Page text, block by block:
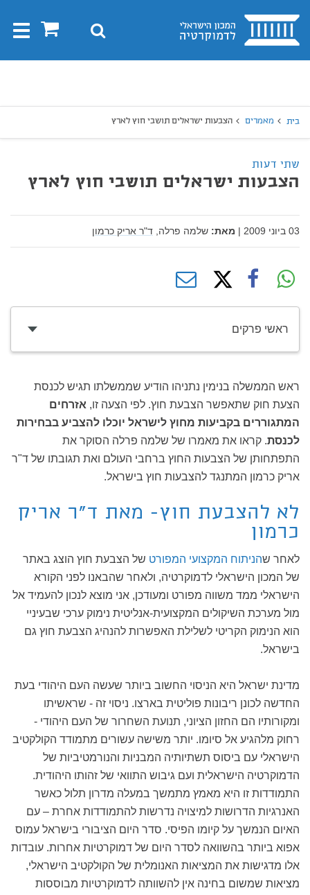
בית 0 חיפוש
בית מאמרים הצבעות ישראלים תושבי חוץ לארץ
שתי דעות
הצבעות ישראלים תושבי חוץ לארץ
03 ביוני 2009 | מאת: שלמה פרלה, ד"ר אריק כרמון
ראשי פרקים
ראש הממשלה בנימין נתניהו הודיע שממשלתו תגיש לכנסת
הצעת חוק שתאפשר הצבעת חוץ. לפי הצעה זו, אזרחים
המתגוררים בקביעות מחוץ לישראל יוכלו להצביע בבחירות
לכנסת. קראו את מאמרו של שלמה פרלה הסוקר את
התפתחותן של הצבעות החוץ ברחבי העולם ואת תגובתו של ד"ר
אריק כרמון המתנגד להצבעות חוץ בישראל.
לא להצבעת חוץ- מאת ד"ר אריק
כרמון
לאחר שהניתוח המקצועי המפורט של הצבעת חוץ הוצג באתר
של המכון הישראלי לדמוקרטיה, ולאחר שהבאנו לפני הקורא
הישראלי ממד משווה מפורט ומעודכן, אני מוצא לנכון להעמיד אל
מול מערכת השיקולים המקצועית-אנליטית נימוק ערכי שבעיניי
הוא הנימוק הקריטי לשלילת האפשרות להנהיג הצבעת חוץ גם
בישראל.
מדינת ישראל היא הניסוי החשוב ביותר שעשה העם היהודי בעת
החדשה לכונן ריבונות פוליטית בארצו. ניסוי זה - שראשיתו
ומקורותיו הם החזון הציוני, תנועת השחרור של העם היהודי -
רחוק מלהגיע אל סיומו. יותר משישה עשורים מתמודד הקולקטיב
הישראלי עם ביסוס תשתיותיה המבניות והנורמטיביות של
הדמוקרטיה הישראלית ועם גיבוש התוואי של זהותו היהודית.
התמודדות זו היא מאמץ מתמשך במעלה מדרון תלול כאשר
האנרגיות הדרושות למיצויה נדרשות להתמודדות אחרת – עם
האיום הנמשך על קיומו הפיסי. סדר היום הציבורי בישראל עמוס
אפוא ביותר בהשוואה לסדר היום של דמוקרטיות אחרות. עובדות
אלו מדגישות את המציאות האנומלית של הקולקטיב הישראלי,
מציאות שמשום בחינה אין להשוותה לדמוקרטיות מבוססות